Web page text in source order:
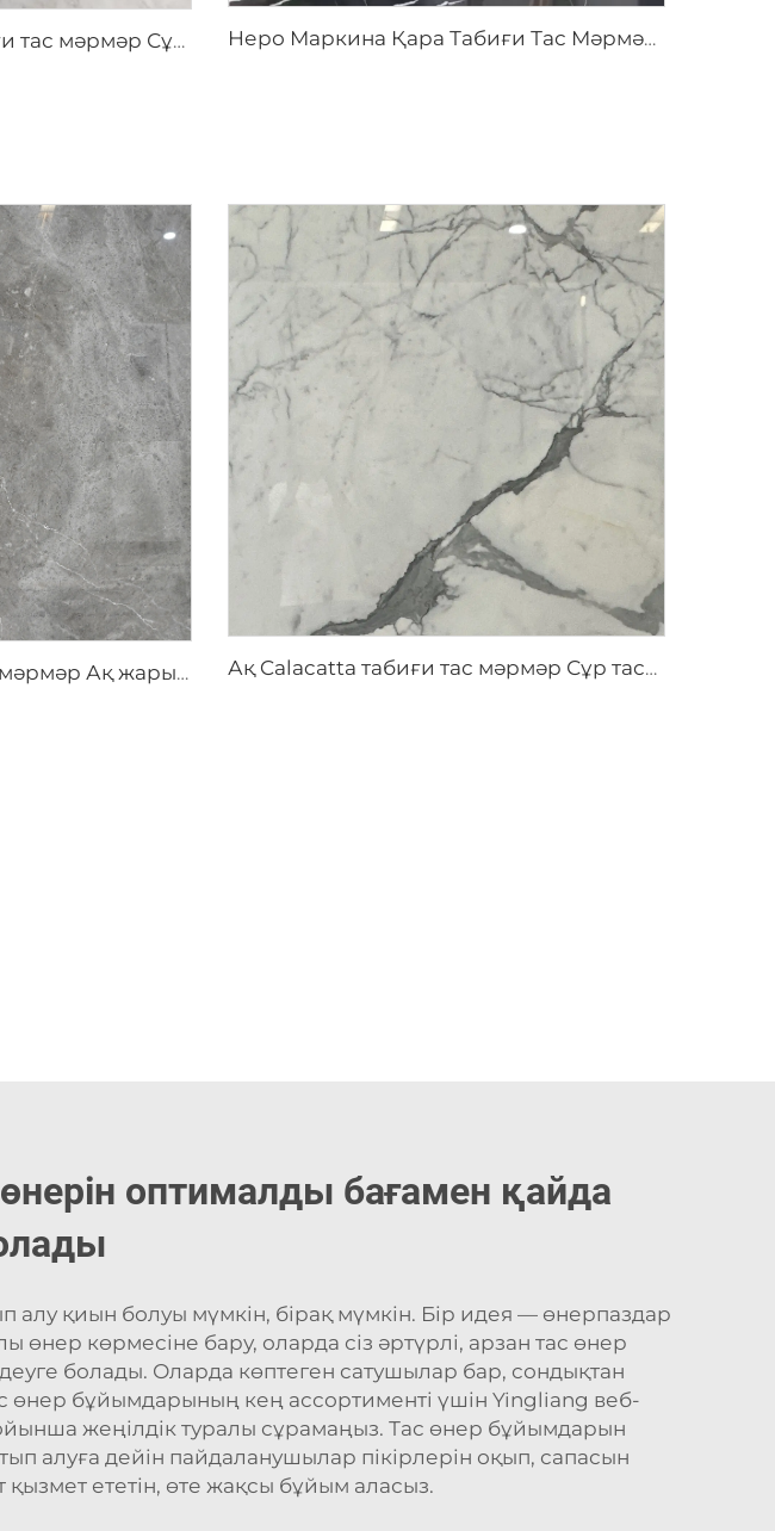
Ақ Bianco Carrara табиғи тас мәрмәр Сұр таспа Неро Маркина Қара Табиғи Тас Мәрмәр, Ақ Сызықты Кесек Құрылыммен
Сұр Ice Сұр табиғи тас мәрмәр Ақ жарықшақ таспа Ақ Calacatta табиғи тас мәрмәр Сұр таспа және үлгі
оптималды бағамен қайда
қиын болуы мүмкін, бірақ мүмкін. Бір идея — өнерпаздар
өнер көрмесіне бару, оларда сіз әртүрлі, арзан тас өнер
болады. Оларда көптеген сатушылар бар, сондықтан
бұйымдарының кең ассортименті үшін Yingliang веб-
жеңілдік туралы сұрамаңыз. Тас өнер бұйымдарын
алуға дейін пайдаланушылар пікірлерін оқып, сапасын
ететін, өте жақсы бұйым аласыз.